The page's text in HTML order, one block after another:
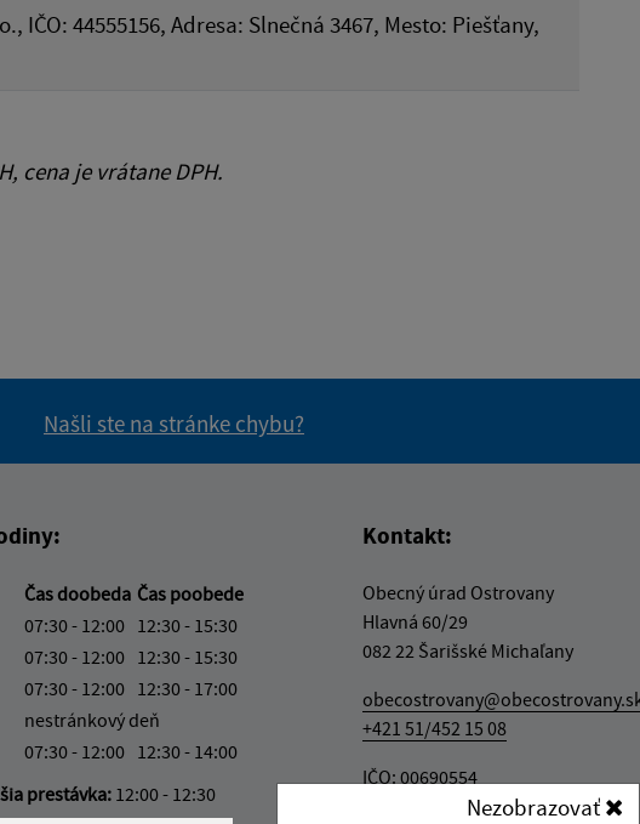
Nezobrazovať
IČO: 44555156, Adresa: Slnečná 3467, Mesto: Piešťany,
cena je vrátane DPH.
Našli ste na stránke chybu?
Čas doobeda Čas poobede
07:30 - 12:00 12:30 - 15:30
07:30 - 12:00 12:30 - 15:30
07:30 - 12:00 12:30 - 17:00
nestránkový deň
07:30 - 12:00 12:30 - 14:00
prestávka: 12:00 - 12:30
Kontakt:
Obecný úrad Ostrovany
Hlavná 60/29
082 22 Šarišské Michaľany
+421 51/452 15 08
IČO: 00690554